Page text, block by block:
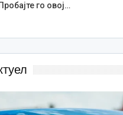
Пробајте го овој…